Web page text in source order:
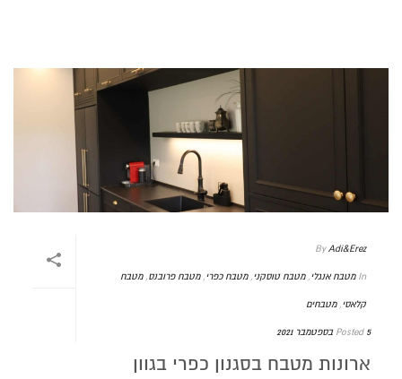
By Adi&Erez
In מטבח אנגלי,מטבח טוסקני,מטבח כפרי,מטבח פרובנס,מטבח
קלאסי,מטבחים
Posted 5 בספטמבר 2021
ארונות מטבח בסגנון כפרי בגוון